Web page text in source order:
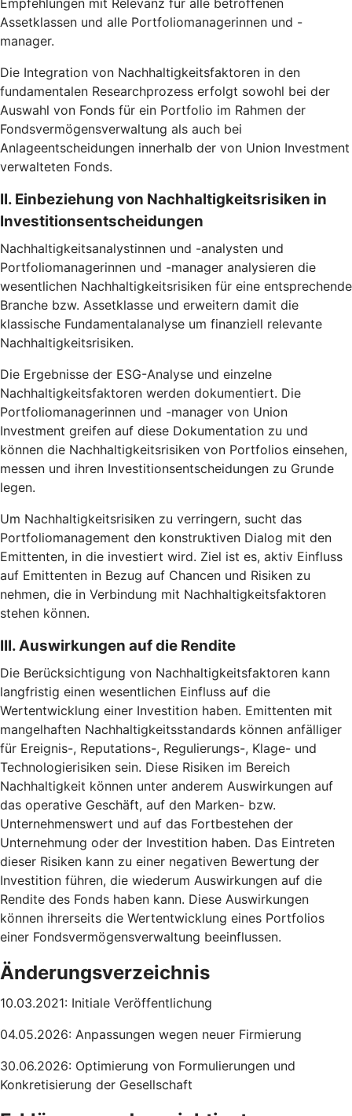
Empfehlungen mit Relevanz für alle betroffenen
Assetklassen und alle Portfoliomanagerinnen und -
manager.
Die Integration von Nachhaltigkeitsfaktoren in den
fundamentalen Researchprozess erfolgt sowohl bei der
Auswahl von Fonds für ein Portfolio im Rahmen der
Fondsvermögensverwaltung als auch bei
Anlageentscheidungen innerhalb der von Union Investment
verwalteten Fonds.
II. Einbeziehung von Nachhaltigkeitsrisiken in
Investitionsentscheidungen
Nachhaltigkeitsanalystinnen und -analysten und
Portfoliomanagerinnen und -manager analysieren die
wesentlichen Nachhaltigkeitsrisiken für eine entsprechende
Branche bzw. Assetklasse und erweitern damit die
klassische Fundamentalanalyse um finanziell relevante
Nachhaltigkeitsrisiken.
Die Ergebnisse der ESG-Analyse und einzelne
Nachhaltigkeitsfaktoren werden dokumentiert. Die
Portfoliomanagerinnen und -manager von Union
Investment greifen auf diese Dokumentation zu und
können die Nachhaltigkeitsrisiken von Portfolios einsehen,
messen und ihren Investitionsentscheidungen zu Grunde
legen.
Um Nachhaltigkeitsrisiken zu verringern, sucht das
Portfoliomanagement den konstruktiven Dialog mit den
Emittenten, in die investiert wird. Ziel ist es, aktiv Einfluss
auf Emittenten in Bezug auf Chancen und Risiken zu
nehmen, die in Verbindung mit Nachhaltigkeitsfaktoren
stehen können.
III. Auswirkungen auf die Rendite
Die Berücksichtigung von Nachhaltigkeitsfaktoren kann
langfristig einen wesentlichen Einfluss auf die
Wertentwicklung einer Investition haben. Emittenten mit
mangelhaften Nachhaltigkeitsstandards können anfälliger
für Ereignis-, Reputations-, Regulierungs-, Klage- und
Technologierisiken sein. Diese Risiken im Bereich
Nachhaltigkeit können unter anderem Auswirkungen auf
das operative Geschäft, auf den Marken- bzw.
Unternehmenswert und auf das Fortbestehen der
Unternehmung oder der Investition haben. Das Eintreten
dieser Risiken kann zu einer negativen Bewertung der
Investition führen, die wiederum Auswirkungen auf die
Rendite des Fonds haben kann. Diese Auswirkungen
können ihrerseits die Wertentwicklung eines Portfolios
einer Fondsvermögensverwaltung beeinflussen.
Änderungsverzeichnis
10.03.2021: Initiale Veröffentlichung
04.05.2026: Anpassungen wegen neuer Firmierung
30.06.2026: Optimierung von Formulierungen und
Konkretisierung der Gesellschaft